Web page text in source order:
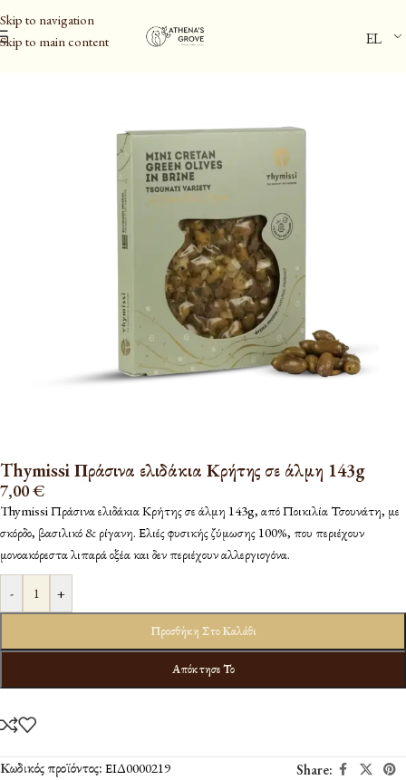
Skip to navigation
Skip to main content
EL
Αρχική σελίδα/Ελαιόλαδο & Ελιές
Thymissi Πράσινα ελιδάκια Κρήτης σε άλμη 143g
7,00€
Thymissi Πράσινα ελιδάκια Κρήτης σε άλμη 143g, από Ποικιλία Τσουνάτη, με
σκόρδο, βασιλικό & ρίγανη. Ελιές φυσικής ζύμωσης 100%, που περιέχουν
μονοακόρεστα λιπαρά οξέα και δεν περιέχουν αλλεργιογόνα.
- +
Προσθήκη Στο Καλάθι
Απόκτησε Το
Κωδικός προϊόντος: ΕΙΔ0000219
Share: